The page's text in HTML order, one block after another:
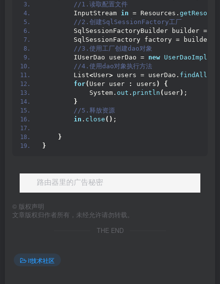
//1.读取配置文件
        InputStream
in = Resources.
//2.创建SqlSessionFactory工厂
        SqlSessionFactoryBuilder builder =
        SqlSessionFactory factory = builder.
//3.使用工厂创建dao对象
        IUserDao userDao =
new UserDaoImpl
//4.使用dao对象执行方法
        List
<User> users = userDao. findAll
for( User user : users )
{
            System.
out . println ( user) ;
}
//5.释放资源
in . close () ;
}
}
路由器里的广告秘密
© 版权声明
文章版权归作者所有，未经允许请勿转载。
THE END
it技术社区